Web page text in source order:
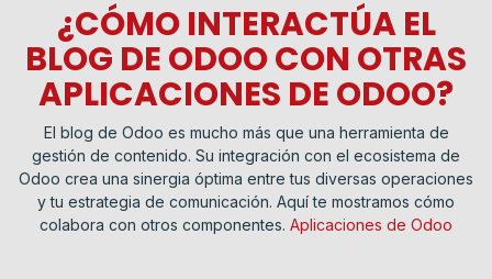
¿CÓMO INTERACTÚA EL
BLOG DE ODOO CON OTRAS
APLICACIONES DE ODOO?
El blog de Odoo es mucho más que una herramienta de
gestión de contenido. Su integración con el ecosistema de
Odoo crea una sinergia óptima entre tus diversas operaciones
y tu estrategia de comunicación. Aquí te mostramos cómo
colabora con otros componentes. Aplicaciones de Odoo